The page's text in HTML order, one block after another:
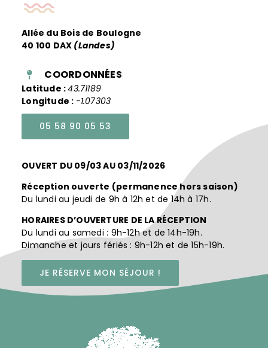
Allée du Bois de Boulogne
40 100 DAX (Landes)
COORDONNÉES
Latitude :43.71189
Longitude : -1.07303
05 58 90 05 53
OUVERT DU 09/03 AU 03/11/2026
Réception ouverte (permanence hors saison)
Du lundi au jeudi de 9h à 12h et de 14h à 17h.
HORAIRES D’OUVERTURE DE LA RÉCEPTION
Du lundi au samedi : 9h-12h et de 14h-19h.
Dimanche et jours fériés : 9h-12h et de 15h-19h.
JE RÉSERVE MON SÉJOUR !